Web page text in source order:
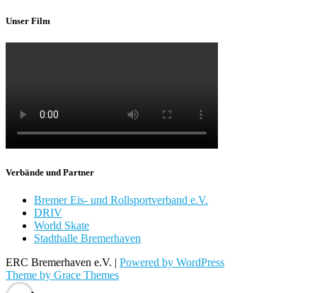
Unser Film
Verbände und Partner
Bremer Eis- und Rollsportverband e.V.
DRIV
World Skate
Stadthalle Bremerhaven
ERC Bremerhaven e.V. | Powered by WordPress
Theme by Grace Themes